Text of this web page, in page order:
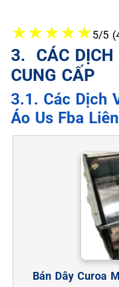
★★★★★5/5
3. ️ CÁC DỊCH
CUNG CẤP
3.1. Các Dịch
Áo Us Fba
Bán Dây Curoa